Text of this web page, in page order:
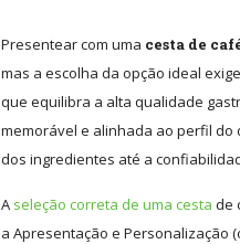
Presentear com uma cesta de
mas a escolha da opção ideal
que equilibra a alta qualidade
memorável e alinhada ao perfil do
dos ingredientes até a
A seleção correta de uma cesta de
a Apresentação e Personalização